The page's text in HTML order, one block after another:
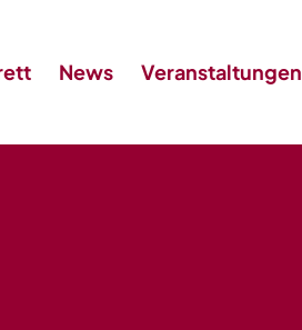
News Veranstaltungen